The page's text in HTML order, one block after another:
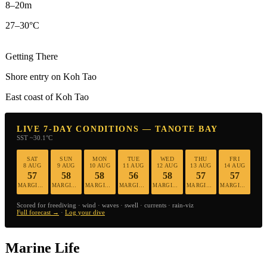
8–20m
27–30°C
Getting There
Shore entry on Koh Tao
East coast of Koh Tao
LIVE 7-DAY CONDITIONS — TANOTE BAY
SST ~30.1°C
SAT
8 AUG
57
SUN
9 AUG
58
MON
10 AUG
58
MARGINAL
TUE
11 AUG
56
WED
12 AUG
58
THU
13 AUG
57
FRI
14 AUG
57
Scored for freediving · wind · waves · swell · currents · rain-viz
Full forecast → · Log your dive
Marine Life